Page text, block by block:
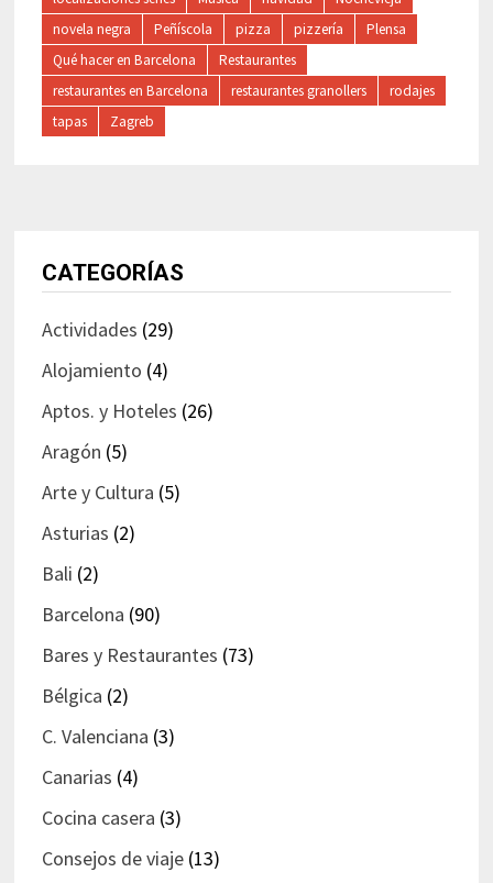
novela negra
Peñíscola pizza pizzería
Plensa
Qué hacer en Barcelona
Restaurantes
restaurantes en Barcelona
restaurantes granollers
rodajes
tapas
Zagreb
CATEGORÍAS
Actividades (29)
Alojamiento (4)
Aptos. y Hoteles (26)
Aragón (5)
Arte y Cultura (5)
Asturias (2)
Bali (2)
Barcelona (90)
Bares y Restaurantes (73)
Bélgica (2)
C. Valenciana (3)
Canarias (4)
Cocina casera (3)
Consejos de viaje(13)